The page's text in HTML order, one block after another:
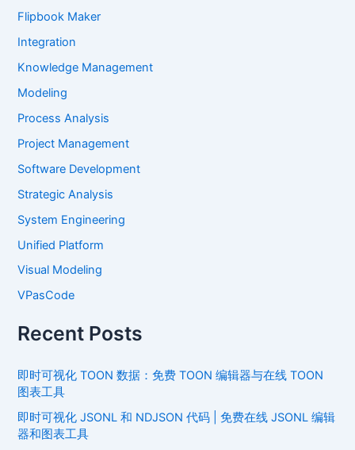
Flipbook Maker
Integration
Knowledge Management
Modeling
Process Analysis
Project Management
Software Development
Strategic Analysis
System Engineering
Unified Platform
Visual Modeling
VPasCode
Recent Posts
即时可视化 TOON 数据：免费 TOON 编辑器与在线 TOON
图表工具
即时可视化 JSONL 和 NDJSON 代码 | 免费在线 JSONL 编辑
器和图表工具